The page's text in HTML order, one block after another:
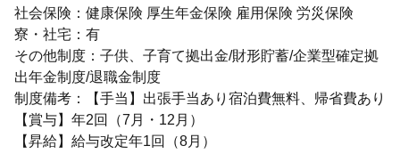
社会保険：健康保険 厚生年金保険 雇用保険 労災保険
寮・社宅：有
その他制度：子供、子育て拠出金/財形貯蓄/企業型確定拠
出年金制度/退職金制度
制度備考：【手当】出張手当あり宿泊費無料、帰省費あり
【賞与】年2回（7月・12月）
【昇給】給与改定年1回（8月）